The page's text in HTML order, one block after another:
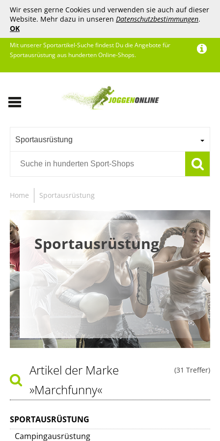
Wir essen gerne Cookies und verwenden sie auch auf dieser
Website. Mehr dazu in unseren Datenschutzbestimmungen.
OK
Mit unserer Sportartikel-Suche findest Du die Angebote für
Sportausrüstung aus hunderten Online-Shops.
Sportausrüstung
Home Sportausrüstung
Sportausrüstung
(31 Treffer)
Artikel der Marke
»Marchfunny«
SPORTAUSRÜSTUNG
Campingausrüstung